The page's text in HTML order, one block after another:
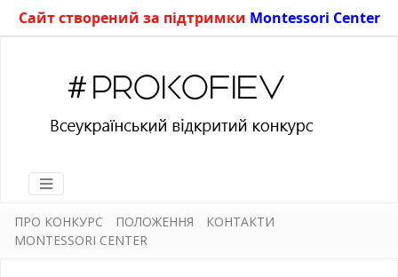
Сайт створений за підтримки Montessori Center
ПРО КОНКУРС ПОЛОЖЕННЯ
КОНТАКТИ
MONTESSORI CENTER